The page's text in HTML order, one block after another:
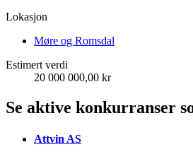
Lokasjon
Møre og Romsdal
Estimert verdi
20 000 000,00 kr
Se aktive konkurranser
Attvin AS